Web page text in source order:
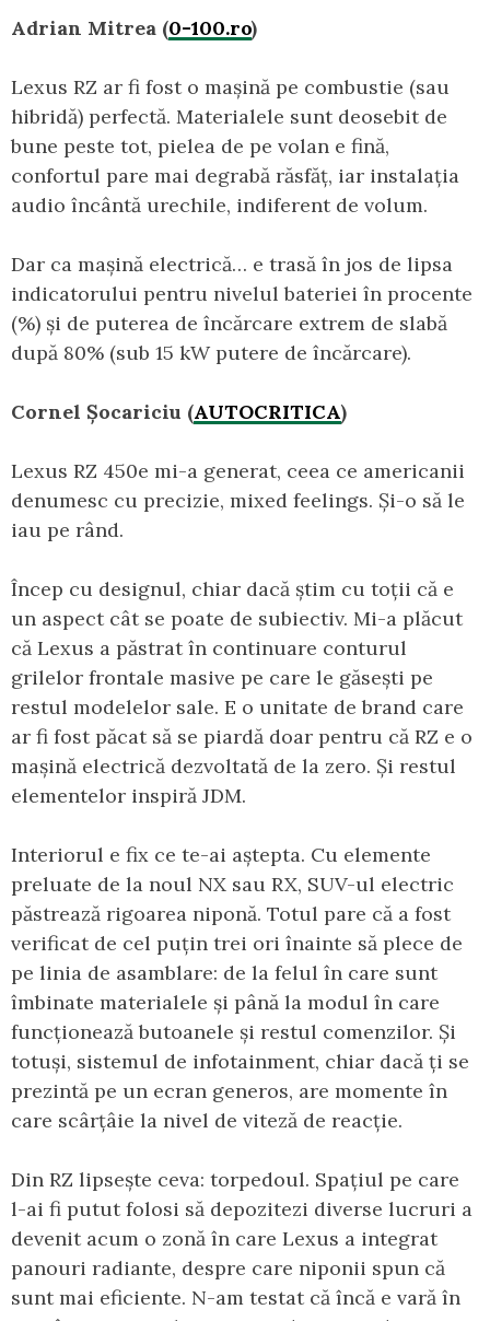
Adrian Mitrea (0-100.ro)
Lexus RZ ar fi fost o mașină pe combustie (sau
hibridă) perfectă. Materialele sunt deosebit de
bune peste tot, pielea de pe volan e fină,
confortul pare mai degrabă răsfăț, iar instalația
audio încântă urechile, indiferent de volum.
Dar ca mașină electrică… e trasă în jos de lipsa
indicatorului pentru nivelul bateriei în procente
(%) și de puterea de încărcare extrem de slabă
după 80% (sub 15 kW putere de încărcare).
Cornel Șocariciu (AUTOCRITICA)
Lexus RZ 450e mi-a generat, ceea ce americanii
denumesc cu precizie, mixed feelings. Și-o să le
iau pe rând.
Încep cu designul, chiar dacă știm cu toții că e
un aspect cât se poate de subiectiv. Mi-a plăcut
că Lexus a păstrat în continuare conturul
grilelor frontale masive pe care le găsești pe
restul modelelor sale. E o unitate de brand care
ar fi fost păcat să se piardă doar pentru că RZ e o
mașină electrică dezvoltată de la zero. Și restul
elementelor inspiră JDM.
Interiorul e fix ce te-ai aștepta. Cu elemente
preluate de la noul NX sau RX, SUV-ul electric
păstrează rigoarea niponă. Totul pare că a fost
verificat de cel puțin trei ori înainte să plece de
pe linia de asamblare: de la felul în care sunt
îmbinate materialele și până la modul în care
funcționează butoanele și restul comenzilor. Și
totuși, sistemul de infotainment, chiar dacă ți se
prezintă pe un ecran generos, are momente în
care scârțâie la nivel de viteză de reacție.
Din RZ lipsește ceva: torpedoul. Spațiul pe care
l-ai fi putut folosi să depozitezi diverse lucruri a
devenit acum o zonă în care Lexus a integrat
panouri radiante, despre care niponii spun că
sunt mai eficiente. N-am testat că încă e vară în